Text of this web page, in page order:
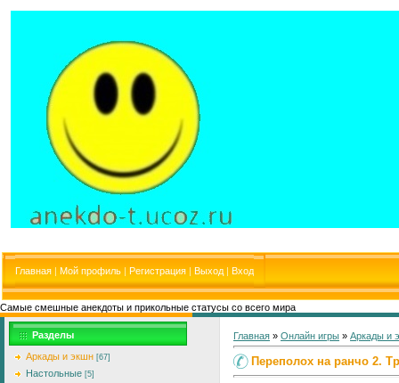
Главная | Мой профиль | Регистрация | Выход | Вход
Самые смешные анекдоты и прикольные статусы со всего мира
Разделы
Аркады и экшн [67]
Настольные [5]
Главная » Онлайн игры » Аркады и
Переполох на ранчо 2.